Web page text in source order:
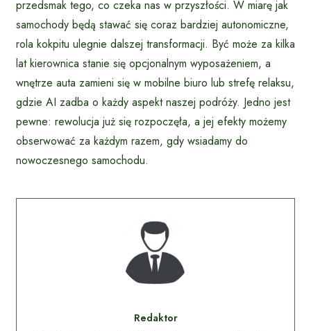
przedsmak tego, co czeka nas w przyszłości. W miarę jak
samochody będą stawać się coraz bardziej autonomiczne,
rola kokpitu ulegnie dalszej transformacji. Być może za kilka
lat kierownica stanie się opcjonalnym wyposażeniem, a
wnętrze auta zamieni się w mobilne biuro lub strefę relaksu,
gdzie AI zadba o każdy aspekt naszej podróży. Jedno jest
pewne: rewolucja już się rozpoczęła, a jej efekty możemy
obserwować za każdym razem, gdy wsiadamy do
nowoczesnego samochodu.
Redaktor